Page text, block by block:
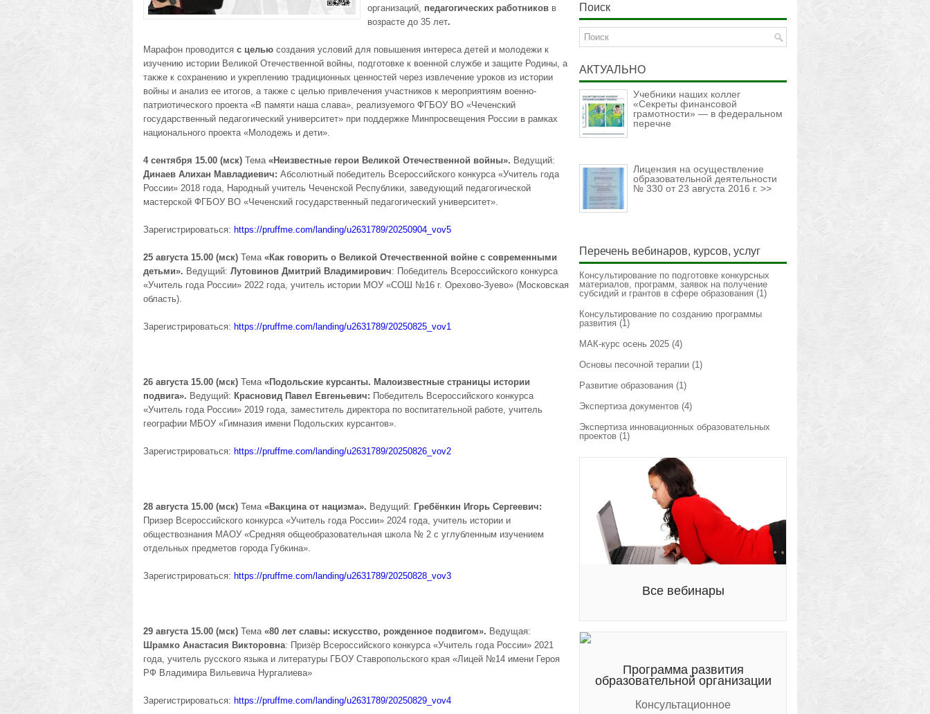
организаций, педагогических работников в
возрасте до 35 лет.
Марафон проводится с целью создания условий для повышения интереса детей и молодежи к
изучению истории Великой Отечественной войны, подготовке к военной службе и защите Родины, а
также к сохранению и укреплению традиционных ценностей через извлечение уроков из истории
войны и анализ ее итогов, а также с целью привлечения участников к мероприятиям военно-
патриотического проекта «В памяти наша слава», реализуемого ФГБОУ ВО «Чеченский
государственный педагогический университет» при поддержке Минпросвещения России в рамках
национального проекта «Молодежь и дети».
4 сентября 15.00 (мск) Тема «Неизвестные герои Великой Отечественной войны». Ведущий:
Динаев Алихан Мавладиевич: Абсолютный победитель Всероссийского конкурса «Учитель года
России» 2018 года, Народный учитель Чеченской Республики, заведующий педагогической
мастерской ФГБОУ ВО «Чеченский государственный педагогический университет».
Зарегистрироваться: https://pruffme.com/landing/u2631789/20250904_vov5
25 августа 15.00 (мск) Тема «Как говорить о Великой Отечественной войне с современными
детьми». Ведущий: Лутовинов Дмитрий Владимирович: Победитель Всероссийского конкурса
«Учитель года России» 2022 года, учитель истории МОУ «СОШ №16 г. Орехово-Зуево» (Московская
область).
Зарегистрироваться: https://pruffme.com/landing/u2631789/20250825_vov1
26 августа 15.00 (мск) Тема «Подольские курсанты. Малоизвестные страницы истории
подвига». Ведущий: Красновид Павел Евгеньевич: Победитель Всероссийского конкурса
«Учитель года России» 2019 года, заместитель директора по воспитательной работе, учитель
географии МБОУ «Гимназия имени Подольских курсантов».
Зарегистрироваться: https://pruffme.com/landing/u2631789/20250826_vov2
28 августа 15.00 (мск) Тема «Вакцина от нацизма». Ведущий: Гребёнкин Игорь Сергеевич:
Призер Всероссийского конкурса «Учитель года России» 2024 года, учитель истории и
обществознания МАОУ «Средняя общеобразовательная школа № 2 с углубленным изучением
отдельных предметов города Губкина».
Зарегистрироваться: https://pruffme.com/landing/u2631789/20250828_vov3
29 августа 15.00 (мск) Тема «80 лет славы: искусство, рожденное подвигом». Ведущая:
Шрамко Анастасия Викторовна: Призёр Всероссийского конкурса «Учитель года России» 2021
года, учитель русского языка и литературы ГБОУ Ставропольского края «Лицей №14 имени Героя
РФ Владимира Вильевича Нургалиева»
Зарегистрироваться: https://pruffme.com/landing/u2631789/20250829_vov4
Поиск
АКТУАЛЬНО
Учебники наших коллег
«Секреты финансовой
грамотности» — в федеральном
перечне
Лицензия на осуществление
образовательной деятельности
№ 330 от 23 августа 2016 г. >>
Перечень вебинаров, курсов, услуг
Консультирование по подготовке конкурсных
материалов, программ, заявок на получение
субсидий и грантов в сфере образования (1)
Консультирование по созданию программы
развития (1)
МАК-курс осень 2025 (4)
Основы песочной терапии (1)
Развитие образования (1)
Экспертиза документов (4)
Экспертиза инновационных образовательных
проектов (1)
Все вебинары
Программа развития
образовательной организации
Консультационное